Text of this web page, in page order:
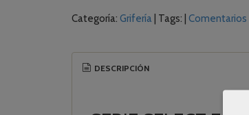
Categoría: Grifería Tags: Comentarios
DESCRIPCIÓN